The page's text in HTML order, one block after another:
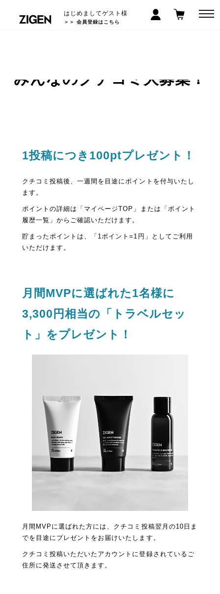
はじめましてゲスト様
＞＞ 会員登録はこちら
みんなのクチコミ大募集！
1投稿につき100ptプレゼント！
クチコミ投稿後、一週間を目途にポイントを付与いたし
ます。
ポイントの詳細は「マイページTOP」または「ポイント
履歴一覧」からご確認いただけます。
貯まったポイントは、「1ポイント=1円」としてご利用
いただけます。
月間MVPに選ばれた1名様に
3,300円相当の「トラベルセッ
ト」をプレゼント！
月間MVPに選ばれた方には、クチコミ投稿翌月の10日ま
でを目途にプレゼントをお届けいたします。
クチコミ投稿いただいたアカウントに登録されているご
住所に発送させて頂きます。